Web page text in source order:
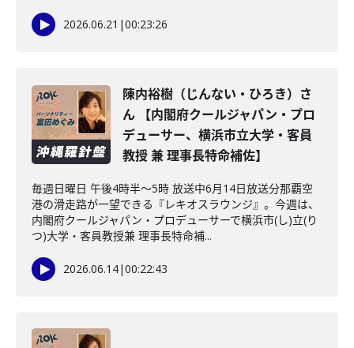
2026.06.21 |00:23:26
陳内裕樹（じんない・ひろき）さ
ん 【内閣府クールジャパン・プロ
デューサー、横浜市立大学・客員
教授 兼 理事長特命補佐】
毎週日曜日 午後4時半～5時 放送中6月14日放送分那覇空
港の滑走路が一望できる『レキオスラウンジ』。今週は、
内閣府クールジャパン・プロデューサーで横浜市(し)立(り
つ)大学・客員教授兼 理事長特命補...
2026.06.14|00:22:43